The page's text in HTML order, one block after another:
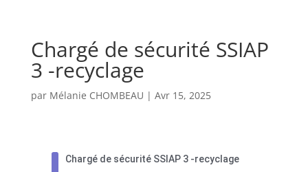
Chargé de sécurité SSIAP
3 -recyclage
par Mélanie CHOMBEAU | Avr 15, 2025
Chargé de sécurité SSIAP 3 -recyclage